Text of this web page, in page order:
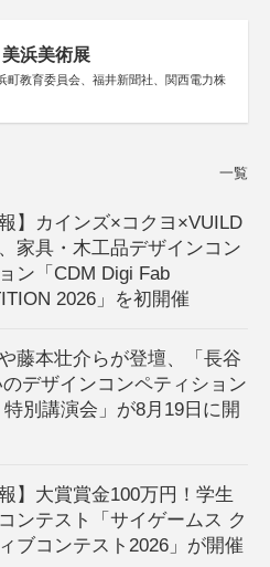
浜美術展
町教育委員会、福井新聞社、関西電力株
一覧
報】カインズ×コクヨ×VUILD
家具・木工品デザインコン
ン「CDM Digi Fab
2026」を初開催
藤本壮介らが登壇、「長谷
デザインコンペティション
別講演会」が8月19日に開
報】大賞賞金100万円！学生
ンテスト「サイゲームス ク
ブコンテスト2026」が開催